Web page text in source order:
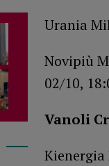
Urania
Novipiù
02/10,
Vanoli
Kienergia